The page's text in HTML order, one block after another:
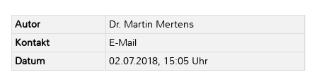
Autor
Dr. Martin Mertens
Kontakt
E-Mail
Datum
02.07.2018, 15:05 Uhr